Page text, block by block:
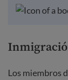
Los miembros